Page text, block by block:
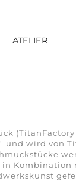
ATELIER
(TitanFactory
und wird von
Kombination